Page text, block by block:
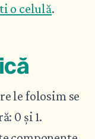
o celulă.
le folosim se
0 și 1.